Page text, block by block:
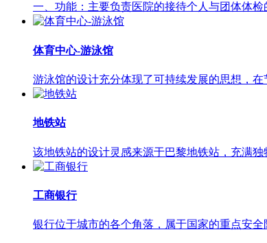
一、功能：主要负责医院的接待个人与团体体检
体育中心-游泳馆
游泳馆的设计充分体现了可持续发展的思想，
地铁站
该地铁站的设计灵感来源于巴黎地铁站，充满
工商银行
银行位于城市的各个角落，属于国家的重点安